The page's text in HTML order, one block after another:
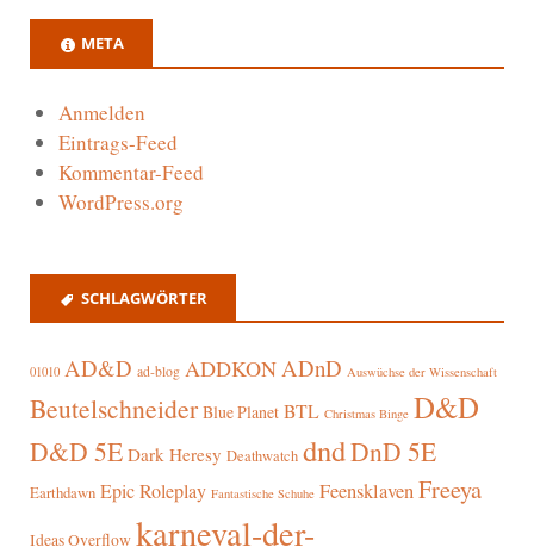
META
Anmelden
Eintrags-Feed
Kommentar-Feed
WordPress.org
SCHLAGWÖRTER
01010 AD&D ad-blog ADDKONADnD Auswüchse der Wissenschaft
Beutelschneider Blue Planet BTL Christmas Binge D&D
D&D 5E Dark Heresy Deathwatch dndDnD 5E
Earthdawn Epic Roleplay Fantastische Schuhe FeensklavenFreeya
Ideas Overflow karneval-der-